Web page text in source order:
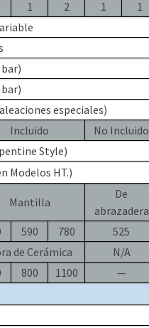
1 2 1
1
especiales)
Incluido
No Incluido
Style)
Modelos HT.)
Mantilla
De
abrazadera
590 780
525
de Cerámica
N/A
800 1100
—